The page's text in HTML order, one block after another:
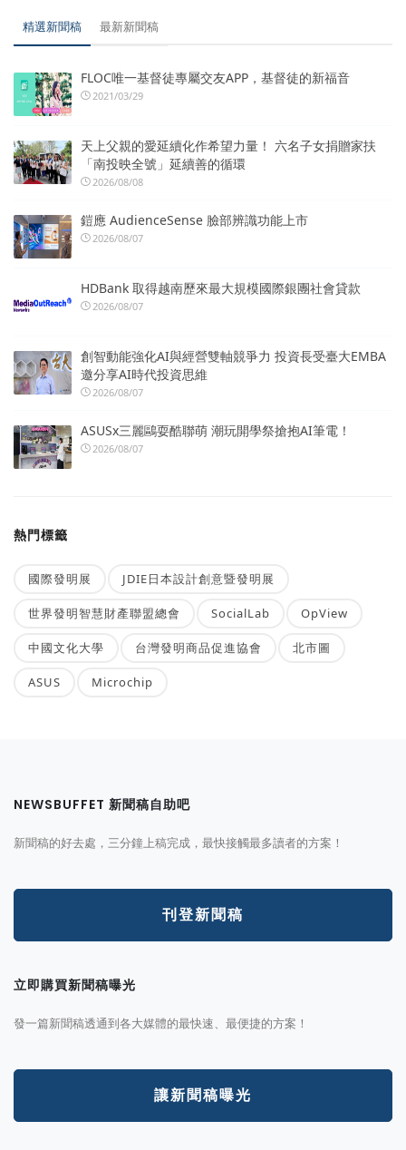
精選新聞稿 最新新聞稿
FLOC唯一基督徒專屬交友APP，基督徒的新福音
2021/03/29
天上父親的愛延續化作希望力量！ 六名子女捐贈家扶
「南投映全號」延續善的循環
2026/08/08
鎧應 AudienceSense 臉部辨識功能上市
2026/08/07
HDBank 取得越南歷來最大規模國際銀團社會貸款
2026/08/07
創智動能強化AI與經營雙軸競爭力 投資長受臺大EMBA
邀分享AI時代投資思維
2026/08/07
ASUSx三麗鷗耍酷聯萌 潮玩開學祭搶抱AI筆電！
2026/08/07
熱門標籤
國際發明展 JDIE日本設計創意暨發明展
世界發明智慧財產聯盟總會 SocialLab OpView
中國文化大學 台灣發明商品促進協會 北市圖
ASUS Microchip
NEWSBUFFET 新聞稿自助吧
新聞稿的好去處，三分鐘上稿完成，最快接觸最多讀者的方案！
刊登新聞稿
立即購買新聞稿曝光
發一篇新聞稿透通到各大媒體的最快速、最便捷的方案！
讓新聞稿曝光